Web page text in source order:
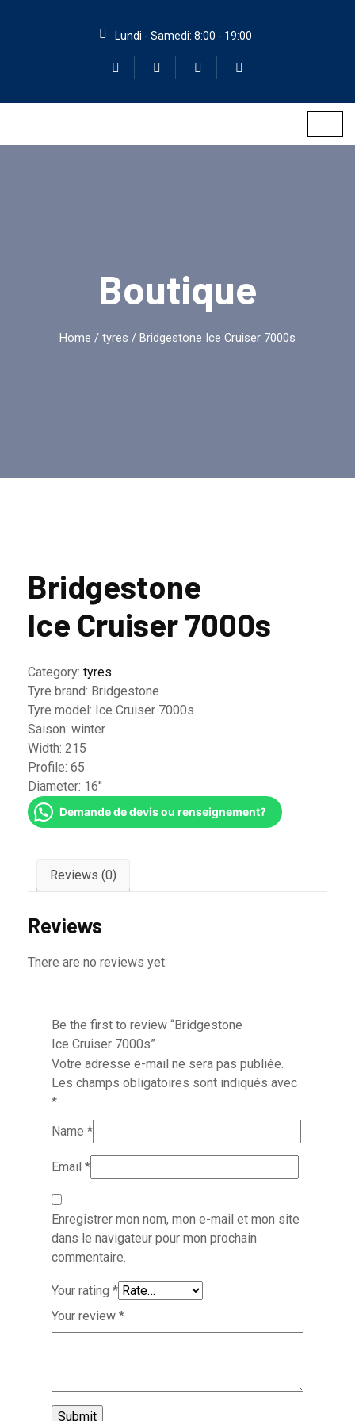
Lundi - Samedi: 8:00 - 19:00
Boutique
Home / tyres / Bridgestone Ice Cruiser 7000s
Bridgestone
Ice Cruiser 7000s
Category: tyres
Tyre brand: Bridgestone
Tyre model: Ice Cruiser 7000s
Saison: winter
Width: 215
Profile: 65
Diameter: 16''
Demande de devis ou renseignement?
Reviews (0)
Reviews
There are no reviews yet.
Be the first to review “Bridgestone
Ice Cruiser 7000s”
Votre adresse e-mail ne sera pas publiée.
Les champs obligatoires sont indiqués avec
*
Name *
Email *
Enregistrer mon nom, mon e-mail et mon site
dans le navigateur pour mon prochain
commentaire.
Your rating *
Your review *